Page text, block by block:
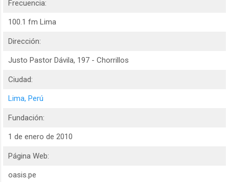
Frecuencia:
100.1 fm Lima
Dirección:
Justo Pastor Dávila, 197 - Chorrillos
Ciudad:
Lima, Perú
Fundación:
1 de enero de 2010
Página Web:
oasis.pe